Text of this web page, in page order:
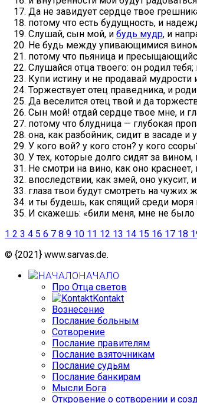
Да не завидует сердце твое
потому что есть будущность, и
Слушай, сын мой, и будь мудр, и
Не будь между упивающимися
потому что пьяница и
Слушайся отца твоего: он родил
Купи истину и не продавай мудрости
Торжествует отец праведника, и
Да веселится отец твой и да
Сын мой! отдай сердце твое мне, и
потому что блудница — глубокая
она, как разбойник, сидит в засаде
У кого вой? у кого стон? у кого
У тех, которые долго сидят за
Не смотри на вино, как оно
впоследствии, как змей, оно укусит,
глаза твои будут смотреть на чужих
и ты будешь, как спящий среди моря
И скажешь: «били меня, мне не было
1 2 3 4 5 6 7 8 9 10 11 12 13 14 15 16 17 18
© {2021} www.sarvas.de.
НАЧАЛО
Про Отца светов
Kontakt
Вознесение
Послание больным
Сотворение
Послание правителям
Послание взяточникам
Послание судьям
Послание банкирам
Мысли Бога
Откровение о сотворении и